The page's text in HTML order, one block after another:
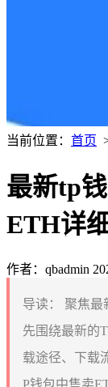
当前位置： 首页
最新tp
ETH详
作者：qbadmin
导读：
聚焦最
先围绕最新的
载途径、下载
P钱包中售卖